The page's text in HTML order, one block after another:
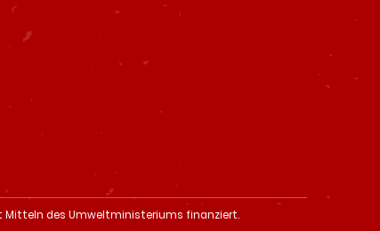
Mitteln des Umweltministeriums finanziert.